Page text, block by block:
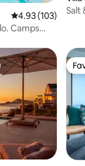
Calificación
4.93 (103)
Camps
Salt